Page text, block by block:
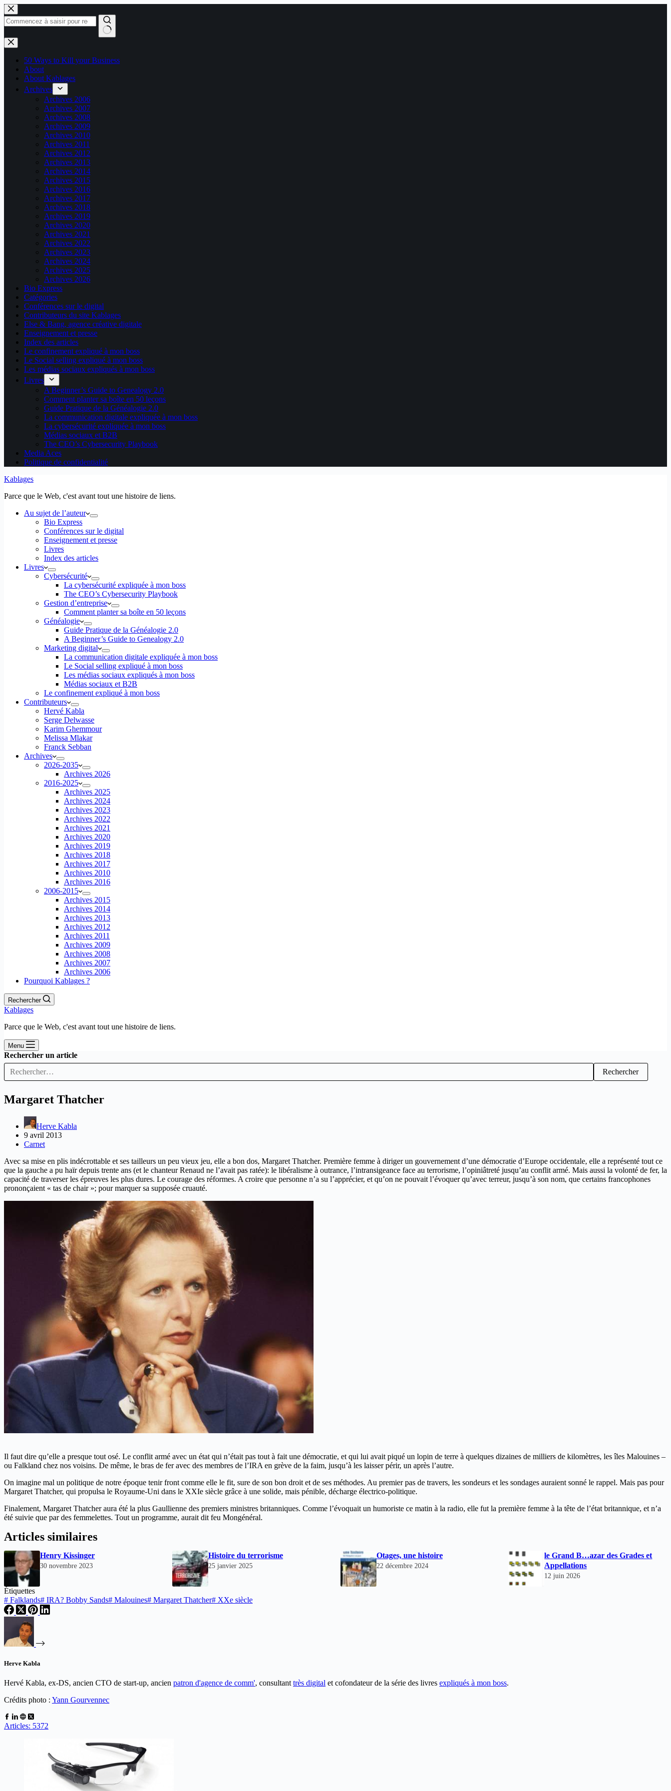
Passer
au
contenu
Aucun
résultat
50 Ways to Kill your Business
About
About Kablages
Archives
Archives 2006
Archives 2007
Archives 2008
Archives 2009
Archives 2010
Archives 2011
Archives 2012
Archives 2013
Archives 2014
Archives 2015
Archives 2016
Archives 2017
Archives 2018
Archives 2019
Archives 2020
Archives 2021
Archives 2022
Archives 2023
Archives 2024
Archives 2025
Archives 2026
Bio Express
Catégories
Conférences sur le digital
Contributeurs du site Kablages
Else & Bang, agence créative digitale
Enseignement et presse
Index des articles
Le confinement expliqué à mon boss
Le Social selling expliqué à mon boss
Les médias sociaux expliqués à mon boss
Livres
A Beginner’s Guide to Genealogy 2.0
Comment planter sa boîte en 50 leçons
Guide Pratique de la Généalogie 2.0
La communication digitale expliquée à mon boss
La cybersécurité expliquée à mon boss
Médias sociaux et B2B
The CEO’s Cybersecurity Playbook
Media Aces
Politique de confidentialité
Kablages
Parce que le Web, c'est avant tout une histoire de liens.
Au sujet de l’auteur
Bio Express
Conférences sur le digital
Enseignement et presse
Livres
Index des articles
Livres
Cybersécurité
La cybersécurité expliquée à mon boss
The CEO’s Cybersecurity Playbook
Gestion d’entreprise
Comment planter sa boîte en 50 leçons
Généalogie
Guide Pratique de la Généalogie 2.0
A Beginner’s Guide to Genealogy 2.0
Marketing digital
La communication digitale expliquée à mon boss
Le Social selling expliqué à mon boss
Les médias sociaux expliqués à mon boss
Médias sociaux et B2B
Le confinement expliqué à mon boss
Contributeurs
Hervé Kabla
Serge Delwasse
Karim Ghemmour
Melissa Mlakar
Franck Sebban
Archives
2026-2035
Archives 2026
2016-2025
Archives 2025
Archives 2024
Archives 2023
Archives 2022
Archives 2021
Archives 2020
Archives 2019
Archives 2018
Archives 2017
Archives 2010
Archives 2016
2006-2015
Archives 2015
Archives 2014
Archives 2013
Archives 2012
Archives 2011
Archives 2009
Archives 2008
Archives 2007
Archives 2006
Pourquoi Kablages ?
Rechercher
Kablages
Parce que le Web, c'est avant tout une histoire de liens.
Menu
Rechercher un article
Rechercher
Margaret Thatcher
Herve Kabla
9 avril 2013
Carnet
Avec sa mise en plis indécrottable et ses tailleurs un peu vieux jeu, elle a bon dos, Margaret Thatcher. Première femme à diriger un gouvernement d’une démocratie d’Europe occidentale, elle a représenté tout ce
que la gauche a pu haïr depuis trente ans (et le chanteur Renaud ne l’avait pas ratée): le libéralisme à outrance, l’intransigeance face au terrorisme, l’opiniâtreté jusqu’au conflit armé. Mais aussi la volonté de fer, la
capacité de traverser les épreuves les plus dures. Le courage des réformes. A croire que personne n’a su l’apprécier, et qu’on ne pouvait l’évoquer qu’avec terreur, jusqu’à son nom, que certains francophones
prononçaient « tas de chair »; pour marquer sa supposée cruauté.
Il faut dire qu’elle a presque tout osé. Le conflit armé avec un état qui n’était pas tout à fait une démocratie, et qui lui avait piqué un lopin de terre à quelques dizaines de milliers de kilomètres, les îles Malouines –
ou Falkland chez nos voisins. De même, le bras de fer avec des membres de l’IRA en grève de la faim, jusqu’à les laisser périr, un après l’autre.
On imagine mal un politique de notre époque tenir front comme elle le fit, sure de son bon droit et de ses méthodes. Au premier pas de travers, les sondeurs et les sondages auraient sonné le rappel. Mais pas pour
Margaret Thatcher, qui propulsa le Royaume-Uni dans le XXIe siècle grâce à une solide, mais pénible, décharge électrico-politique.
Finalement, Margaret Thatcher aura été la plus Gaullienne des premiers ministres britanniques. Comme l’évoquait un humoriste ce matin à la radio, elle fut la première femme à la tête de l’état britannique, et n’a
été suivie que par des femmelettes. Tout un programme, aurait dit feu Mongénéral.
Articles similaires
Henry Kissinger
30 novembre 2023
Histoire du terrorisme
25 janvier 2025
Otages, une histoire
22 décembre 2024
le Grand B…azar des Grades et
Appellations
12 juin 2026
Étiquettes
# Falklands# IRA? Bobby Sands# Malouines# Margaret Thatcher# XXe siècle
Herve Kabla
Hervé Kabla, ex-DS, ancien CTO de start-up, ancien patron d'agence de comm', consultant très digital et cofondateur de la série des livres expliqués à mon boss.
Crédits photo : Yann Gourvennec
Articles: 5372